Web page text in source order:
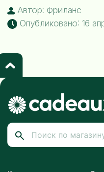
Автор: Фриланс
Опубликовано: 16